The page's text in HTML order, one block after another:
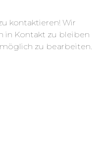
kontaktieren! Wir
in Kontakt zu bleiben
zu bearbeiten.